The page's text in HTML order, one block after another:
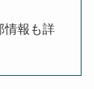
情報も詳